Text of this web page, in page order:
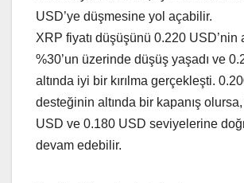
USD’ye düşmesine yol açabilir.
XRP fiyatı düşüşünü 0.220 USD’nin
%30’un üzerinde düşüş yaşadı ve
altında iyi bir kırılma gerçekleşti.
desteğinin altında bir kapanış
USD ve 0.180 USD seviyelerine
devam edebilir.